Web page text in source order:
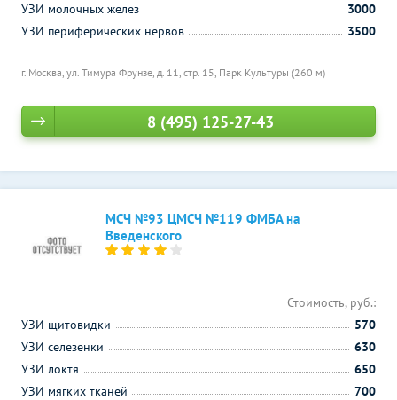
г. Москва, ул. Тимура Фрунзе, д. 11, стр. 15, Парк Культуры (260 м)
УЗИ молочных желез
3000
УЗИ периферических нервов
3500
8 (495) 125-27-43
МСЧ №93 ЦМСЧ №119 ФМБА на
Введенского
Стоимость, руб.:
УЗИ щитовидки
570
УЗИ селезенки
630
УЗИ локтя
650
УЗИ мягких тканей
700